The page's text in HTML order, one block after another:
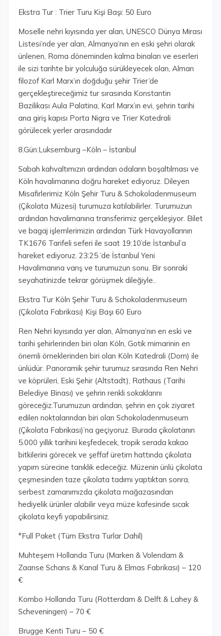
Ekstra Tur : Trier Turu Kişi Başı: 50 Euro
Moselle nehri kıyısında yer alan, UNESCO Dünya Mirası
Listesi’nde yer alan, Almanya’nın en eski şehri olarak
ünlenen, Roma döneminden kalma binaları ve eserleri
ile sizi tarihte bir yolculuğa sürükleyecek olan, Alman
filozof Karl Marx’ın doğduğu şehir Trier’de
gerçekleştireceğimiz tur sırasında Konstantin
Bazilikası Aula Palatina, Karl Marx’ın evi, şehrin tarihi
ana giriş kapısı Porta Nigra ve Trier Katedrali
görülecek yerler arasındadır
8.Gün:Luksemburg –Köln – İstanbul
Sabah kahvaltımızın ardından odaların boşaltılması ve
Köln havalimanına doğru hareket ediyoruz. Dileyen
Misafirlerimiz Köln Şehir Turu & Schokoladenmuseum
(Çikolata Müzesi) turumuza katılabilirler. Turumuzun
ardından havalimanına transferimiz gerçekleşiyor. Bilet
ve bagaj işlemlerimizin ardından Türk Havayollarının
TK1676 Tarifeli seferi ile saat 19:10’de İstanbul’a
hareket ediyoruz. 23:25 ’de İstanbul Yeni
Havalimanına varış ve turumuzun sonu. Bir sonraki
seyahatinizde tekrar görüşmek dileğiyle..
Ekstra Tur Köln Şehir Turu & Schokoladenmuseum
(Çikolata Fabrikası) Kişi Başı 60 Euro
Ren Nehri kıyısında yer alan, Almanya’nın en eski ve
tarihi şehirlerinden biri olan Köln, Gotik mimarinin en
önemli örneklerinden biri olan Köln Katedrali (Dom) ile
ünlüdür. Panoramik şehir turumuz sırasında Ren Nehri
ve köprüleri, Eski Şehir (Altstadt), Rathaus (Tarihi
Belediye Binası) ve şehrin renkli sokaklarını
göreceğiz.Turumuzun ardından, şehrin en çok ziyaret
edilen noktalarından biri olan Schokoladenmuseum
(Çikolata Fabrikası)’na geçiyoruz. Burada çikolatanın
5.000 yıllık tarihini keşfedecek, tropik serada kakao
bitkilerini görecek ve şeffaf üretim hattında çikolata
yapım sürecine tanıklık edeceğiz. Müzenin ünlü çikolata
çeşmesinden taze çikolata tadımı yaptıktan sonra,
serbest zamanımızda çikolata mağazasından
hediyelik ürünler alabilir veya müze kafesinde sıcak
çikolata keyfi yapabilirsiniz.
*Full Paket (Tüm Ekstra Turlar Dahil)
Muhteşem Hollanda Turu (Marken & Volendam &
Zaanse Schans & Kanal Turu & Elmas Fabrikası) – 120
€
Kombo Hollanda Turu (Rotterdam & Delft & Lahey &
Scheveningen) – 70 €
Brugge Kenti Turu – 50 €